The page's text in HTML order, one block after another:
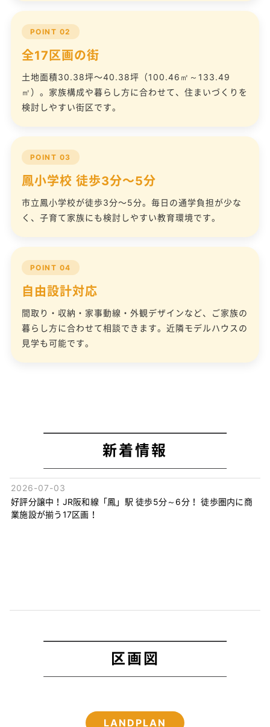
POINT 02
全17区画の街
土地面積30.38坪〜40.38坪（100.46㎡～133.49
㎡）。家族構成や暮らし方に合わせて、住まいづくりを
検討しやすい街区です。
POINT 03
鳳小学校 徒歩3分〜5分
市立鳳小学校が徒歩3分〜5分。毎日の通学負担が少な
く、子育て家族にも検討しやすい教育環境です。
POINT 04
自由設計対応
間取り・収納・家事動線・外観デザインなど、ご家族の
暮らし方に合わせて相談できます。近隣モデルハウスの
見学も可能です。
新着情報
2026-07-03
好評分譲中！JR阪和線「鳳」駅 徒歩5分～6分！ 徒歩圏内に商
業施設が揃う17区画！
区画図
LANDPLAN